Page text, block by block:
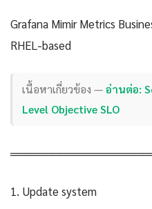
Grafana Mimir Metrics
RHEL-based
เนื้อหาเกี่ยวข้อง —อ่านต่อ:
Level Objective SLO
1. Update system